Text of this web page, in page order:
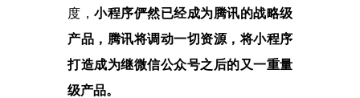
度， 小程序俨然已经成为腾讯的战略级
产品，腾讯将调动一切资源，将小程序
打造成为继微信公众号之后的又一重量
级产品。